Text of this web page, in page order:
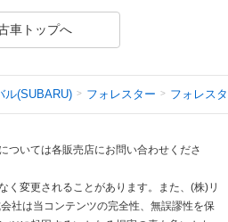
車トップへ
ル(SUBARU) フォレスター フォレス
ついては各販売店にお問い合わせくださ
変更されることがあります。また、(株)リ
社は当コンテンツの完全性、無誤謬性を保